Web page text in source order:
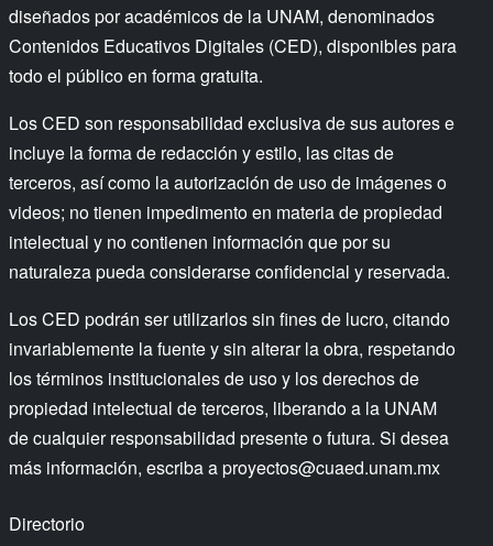
diseñados por académicos de la UNAM, denominados
Contenidos Educativos Digitales (CED), disponibles para
todo el público en forma gratuita.
Los CED son responsabilidad exclusiva de sus autores e
incluye la forma de redacción y estilo, las citas de
terceros, así como la autorización de uso de imágenes o
videos; no tienen impedimento en materia de propiedad
intelectual y no contienen información que por su
naturaleza pueda considerarse confidencial y reservada.
Los CED podrán ser utilizarlos sin fines de lucro, citando
invariablemente la fuente y sin alterar la obra, respetando
los términos institucionales de uso y los derechos de
propiedad intelectual de terceros, liberando a la UNAM
de cualquier responsabilidad presente o futura. Si desea
más información, escriba aproyectos@cuaed.unam.mx
Directorio